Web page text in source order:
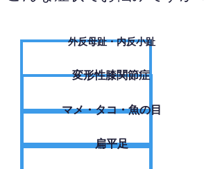
外反母趾・内反小趾
変形性膝関節症
​マメ・タコ・魚の目
扁平足